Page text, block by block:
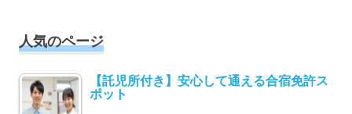
人気のページ
【託児所付き】安心して通える合宿免許ス
ポット